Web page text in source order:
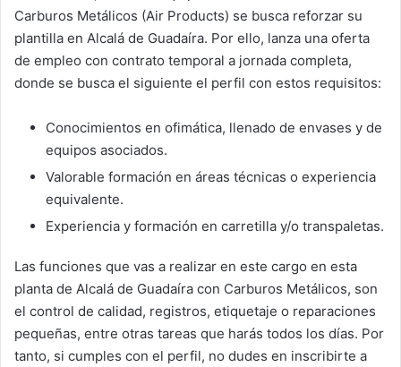
Carburos Metálicos (Air Products) se busca reforzar su
plantilla en Alcalá de Guadaíra. Por ello, lanza una oferta
de empleo con contrato temporal a jornada completa,
donde se busca el siguiente el perfil con estos requisitos:
Conocimientos en ofimática, llenado de envases y de
equipos asociados.
Valorable formación en áreas técnicas o experiencia
equivalente.
Experiencia y formación en carretilla y/o transpaletas.
Las funciones que vas a realizar en este cargo en esta
planta de Alcalá de Guadaíra con Carburos Metálicos, son
el control de calidad, registros, etiquetaje o reparaciones
pequeñas, entre otras tareas que harás todos los días. Por
tanto, si cumples con el perfil, no dudes en inscribirte a